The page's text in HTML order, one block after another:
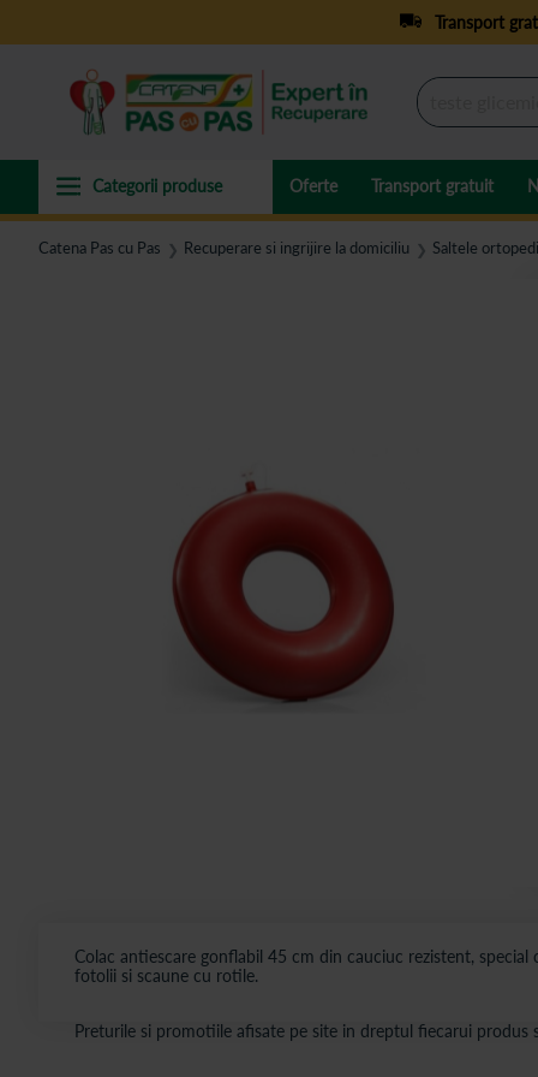
Transport
Oferte Transport gratuit
Catena Pas cu Pas ❯ Recuperare si ingrijire la domiciliu ❯ Saltele
Colac antiescare gonflabil 45 cm din cauciuc rezistent,
fotolii si scaune cu rotile.
Preturile si promotiile afisate pe site in dreptul fiecarui